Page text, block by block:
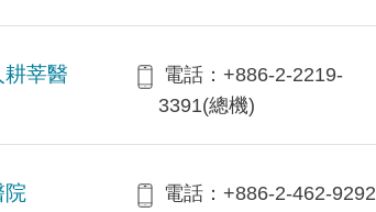
莘醫
電話：+886-2-2219-
3391(總機)
院
電話：+886-2-462-9292